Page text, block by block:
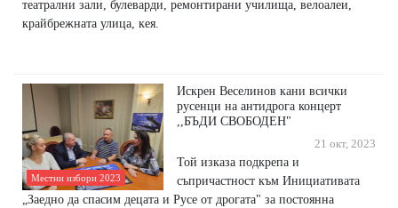
театрални зали, булеварди, ремонтирани училища, велоалеи,
крайбрежната улица, кея.
Местни избори 2023
Искрен Веселинов кани всички
русенци на антидрога концерт
,,БЪДИ СВОБОДЕН"
21 окт, 2023
Той изказа подкрепа и
съпричастност към Инициативата
„Заедно да спасим децата и Русе от дрогата" за постоянна